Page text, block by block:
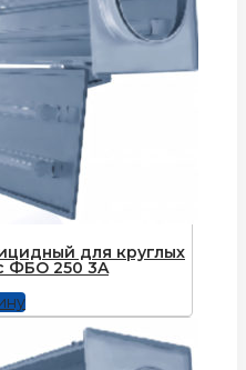
для круглых
ФБО 250 3A